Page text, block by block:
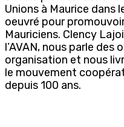
Unions à Maurice dans
oeuvré pour
Mauriciens. Clency
l’AVAN, nous parle
organisation et nous
le mouvement
depuis 100 ans.